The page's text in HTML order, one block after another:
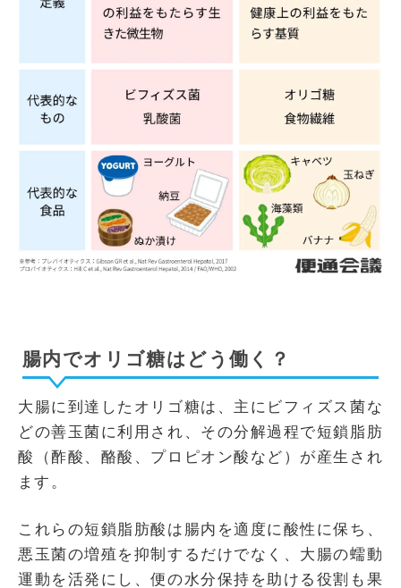
腸内でオリゴ糖はどう働く？
大腸に到達したオリゴ糖は、主にビフィズス菌な
どの善玉菌に利用され、その分解過程で短鎖脂肪
酸（酢酸、酪酸、プロピオン酸など）が産生され
ます。
これらの短鎖脂肪酸は腸内を適度に酸性に保ち、
悪玉菌の増殖を抑制するだけでなく、大腸の蠕動
運動を活発にし、便の水分保持を助ける役割も果